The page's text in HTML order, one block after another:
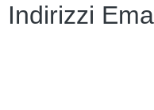
Indirizzi